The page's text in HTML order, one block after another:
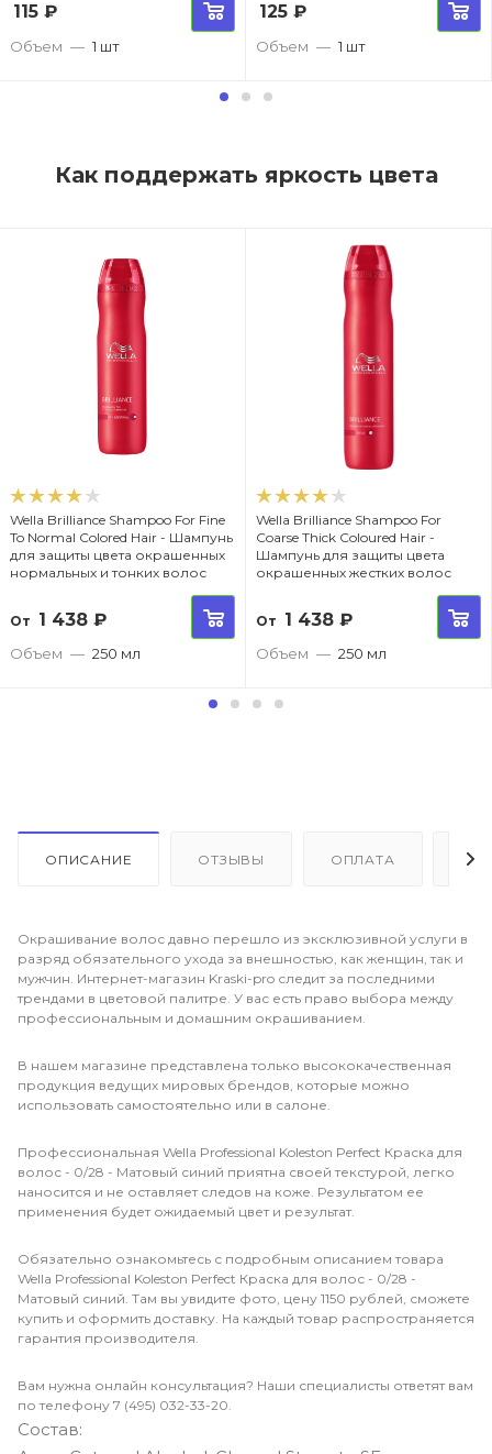
115 ₽
Объем — 1 шт
125 ₽
Объем — 1 шт
Как поддержать яркость цвета
Wella Brilliance Shampoo For Fine
To Normal Colored Hair - Шампунь
для защиты цвета окрашенных
нормальных и тонких волос
От 1 438 ₽
Объем — 250 мл
Wella Brilliance Shampoo For
Coarse Thick Coloured Hair -
Шампунь для защиты цвета
окрашенных жестких волос
От 1 438 ₽
Объем — 250 мл
ОПИСАНИЕ ОТЗЫВЫ ОПЛАТА
Окрашивание волос давно перешло из эксклюзивной услуги в
разряд обязательного ухода за внешностью, как женщин, так и
мужчин. Интернет-магазин Kraski-pro следит за последними
трендами в цветовой палитре. У вас есть право выбора между
профессиональным и домашним окрашиванием.
В нашем магазине представлена только высококачественная
продукция ведущих мировых брендов, которые можно
использовать самостоятельно или в салоне.
Профессиональная Wella Professional Koleston Perfect Краска для
волос - 0/28 - Матовый синий приятна своей текстурой, легко
наносится и не оставляет следов на коже. Результатом ее
применения будет ожидаемый цвет и результат.
Обязательно ознакомьтесь с подробным описанием товара
Wella Professional Koleston Perfect Краска для волос - 0/28 -
Матовый синий. Там вы увидите фото, цену 1150 рублей, сможете
купить и оформить доставку. На каждый товар распространяется
гарантия производителя.
Вам нужна онлайн консультация? Наши специалисты ответят вам
по телефону 7 (495) 032-33-20.
Состав: